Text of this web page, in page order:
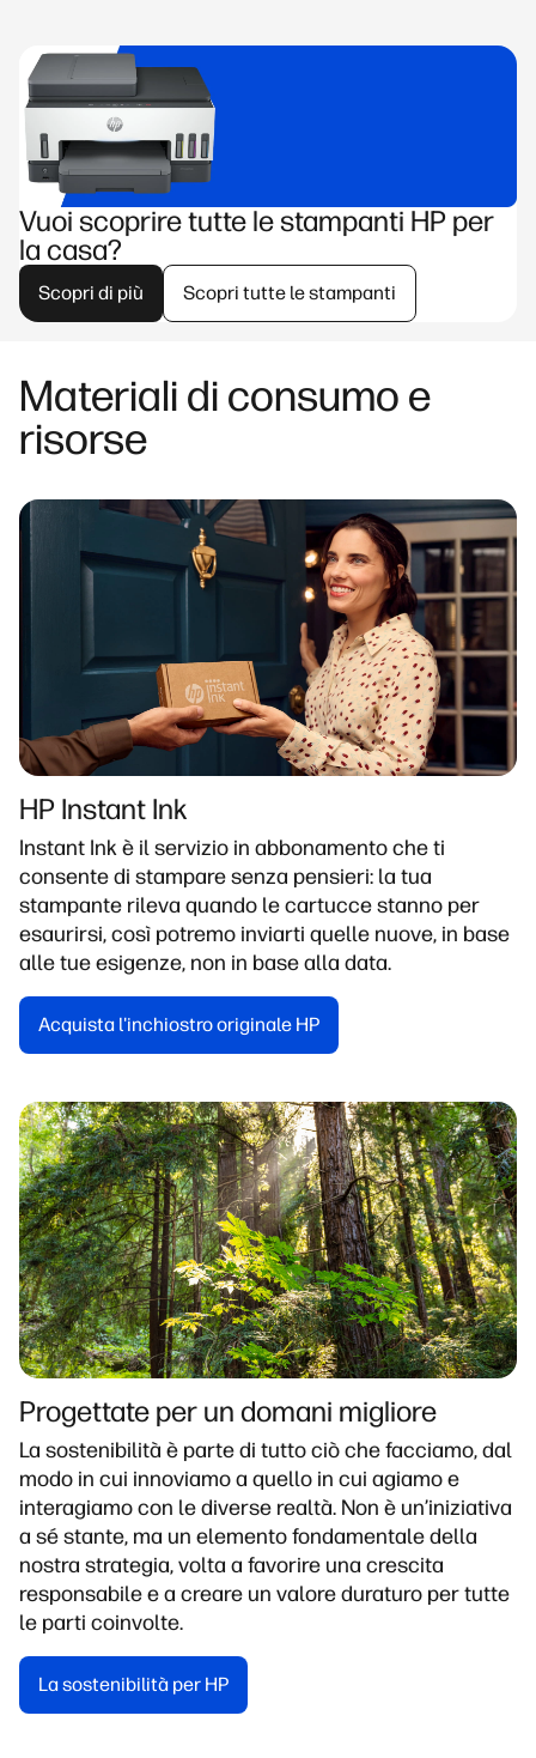
Vuoi scoprire tutte le stampanti HP per
la casa?
Scopri di più Scopri tutte le stampanti
Materiali di consumo e
risorse
HP Instant Ink
Instant Ink è il servizio in abbonamento che ti
consente di stampare senza pensieri: la tua
stampante rileva quando le cartucce stanno per
esaurirsi, così potremo inviarti quelle nuove, in base
alle tue esigenze, non in base alla data.
Acquista l'inchiostro originale HP
Progettate per un domani migliore
La sostenibilità è parte di tutto ciò che facciamo, dal
modo in cui innoviamo a quello in cui agiamo e
interagiamo con le diverse realtà. Non è un’iniziativa
a sé stante, ma un elemento fondamentale della
nostra strategia, volta a favorire una crescita
responsabile e a creare un valore duraturo per tutte
le parti coinvolte.
La sostenibilità per HP